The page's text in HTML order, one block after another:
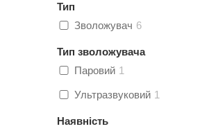
Тип
Зволожувач 6
Тип зволожувача
Паровий 1
Ультразвуковий 1
Наявність